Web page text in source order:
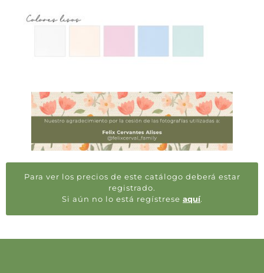
Para ver los precios de este catálogo deberá estar
registrado.
Si aún no lo está regístrese aquí.